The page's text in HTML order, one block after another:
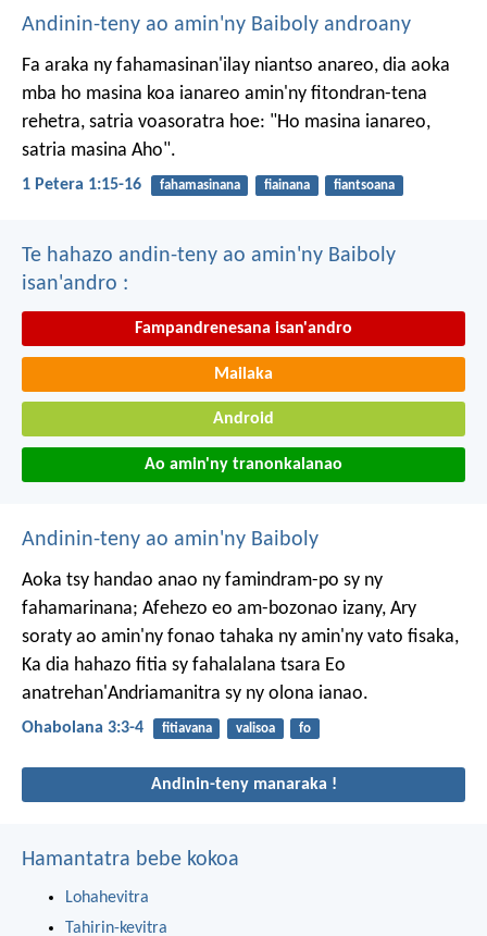
Andinin-teny ao amin'ny Baiboly androany
Fa araka ny fahamasinan'ilay niantso anareo, dia aoka
mba ho masina koa ianareo amin'ny fitondran-tena
rehetra, satria voasoratra hoe: "Ho masina ianareo,
satria masina Aho".
1 Petera 1:15-16 fahamasinana fiainana fiantsoana
Te hahazo andin-teny ao amin'ny Baiboly
isan'andro :
Fampandrenesana isan'andro
Mailaka
Android
Ao amin'ny tranonkalanao
Andinin-teny ao amin'ny Baiboly
Aoka tsy handao anao ny famindram-po sy ny
fahamarinana; Afehezo eo am-bozonao izany, Ary
soraty ao amin'ny fonao tahaka ny amin'ny vato fisaka,
Ka dia hahazo fitia sy fahalalana tsara Eo
anatrehan'Andriamanitra sy ny olona ianao.
Ohabolana 3:3-4 fitiavana valisoa fo
Andinin-teny manaraka !
Hamantatra bebe kokoa
Lohahevitra
Tahirin-kevitra